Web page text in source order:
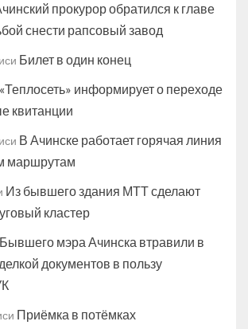
прокурор обратился к главе
снести рапсовый завод
Билет в один конец
«Теплосеть» информирует о переходе
квитанции
В Ачинске работает горячая линия
маршрутам
Из бывшего здания МТТ сделают
кластер
Бывшего мэра Ачинска втравили в
документов в пользу
Приёмка в потёмках